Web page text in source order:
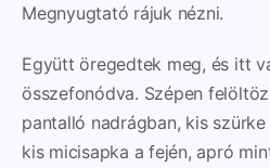
Megnyugtató rájuk nézni.
Együtt öregedtek meg, és itt
összefonódva. Szépen
pantalló nadrágban, kis
kis micisapka a fején, apró